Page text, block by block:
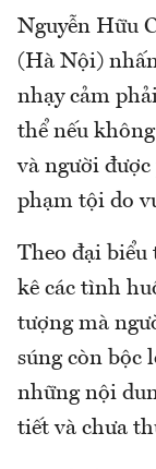
Nguyễn Hữu
(Hà Nội)
nhạy cảm
thể nếu
và người
phạm tội do
Theo đại
kê các tình
tượng mà
súng còn bộc
những nội
tiết và chưa